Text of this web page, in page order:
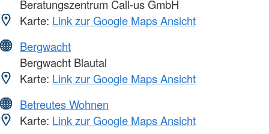
Beratungszentrum Call-us GmbH
Karte: Link zur Google Maps Ansicht
Bergwacht
Bergwacht Blautal
Karte: Link zur Google Maps Ansicht
Betreutes Wohnen
Karte: Link zur Google Maps Ansicht